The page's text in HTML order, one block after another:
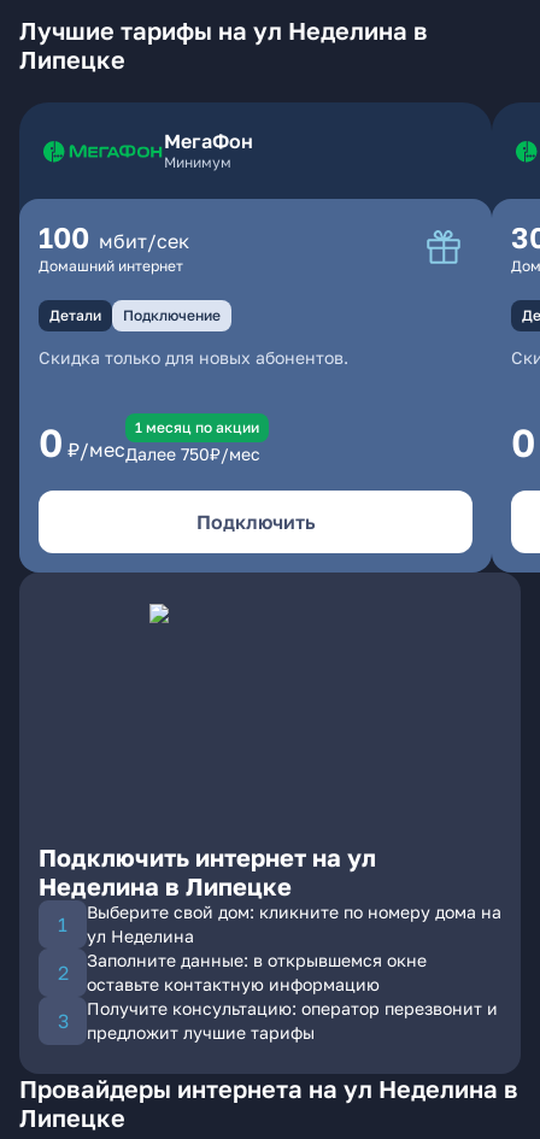
Лучшие тарифы на ул Неделина в
Липецке
МегаФон
Минимум
100 мбит/сек
Домашний интернет
Детали Подключение
Скидка только для новых абонентов.
0 ₽/мес
1 месяц по акции
Далее 750₽/мес
Подключить
0
Подключить интернет на ул
Неделина в Липецке
Выберите свой дом: кликните по номеру дома на
ул Неделина
Заполните данные: в открывшемся окне
оставьте контактную информацию
Получите консультацию: оператор перезвонит и
предложит лучшие тарифы
Провайдеры интернета на ул Неделина в
Липецке